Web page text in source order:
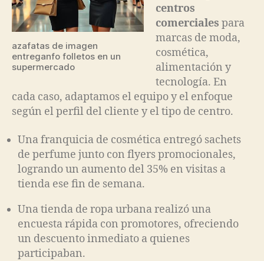
azafatas de imagen
entreganfo folletos en un
supermercado
centros
comerciales para
marcas de moda,
cosmética,
alimentación y
tecnología. En
cada caso, adaptamos el equipo y el enfoque
según el perfil del cliente y el tipo de centro.
Una franquicia de cosmética entregó sachets
de perfume junto con flyers promocionales,
logrando un aumento del 35% en visitas a
tienda ese fin de semana.
Una tienda de ropa urbana realizó una
encuesta rápida con promotores, ofreciendo
un descuento inmediato a quienes
participaban.